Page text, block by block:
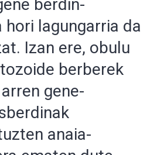
berdin-
hori lagungarria da
Izan ere, obulu
berberek
gene-
anaia-